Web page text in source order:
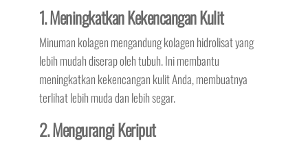
1. Meningkatkan Kekencangan Kulit
Minuman kolagen mengandung kolagen hidrolisat yang
lebih mudah diserap oleh tubuh. Ini membantu
meningkatkan kekencangan kulit Anda, membuatnya
terlihat lebih muda dan lebih segar.
2. Mengurangi Keriput